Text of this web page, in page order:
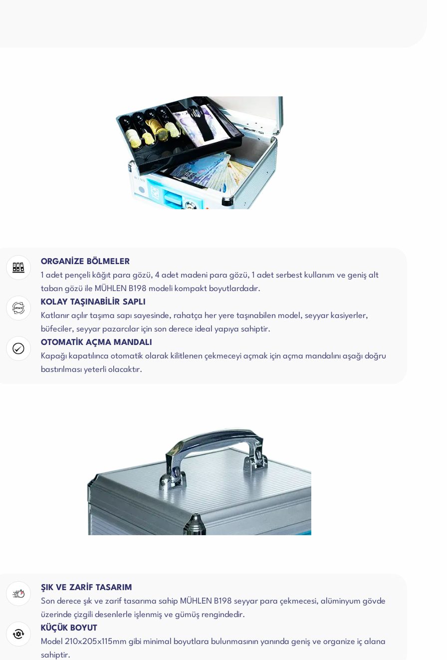
ORGANİZE BÖLMELER
1 adet pençeli kâğıt para gözü, 4 adet madeni para gözü, 1 adet serbest kullanım ve geniş alt
taban gözü ile MÜHLEN B198 modeli kompakt boyutlardadır.
KOLAY TAŞINABİLİR SAPLI
Katlanır açılır taşıma sapı sayesinde, rahatça her yere taşınabilen model, seyyar kasiyerler,
büfeciler, seyyar pazarcılar için son derece ideal yapıya sahiptir.
OTOMATİK AÇMA MANDALI
Kapağı kapatılınca otomatik olarak kilitlenen çekmeceyi açmak için açma mandalını aşağı doğru
bastırılması yeterli olacaktır.
ŞIK VE ZARİF TASARIM
Son derece şık ve zarif tasarıma sahip MÜHLEN B198 seyyar para çekmecesi, alüminyum gövde
üzerinde çizgili desenlerle işlenmiş ve gümüş rengindedir.
KÜÇÜK BOYUT
Model 210x205x115mm gibi minimal boyutlara bulunmasının yanında geniş ve organize iç alana
sahiptir.